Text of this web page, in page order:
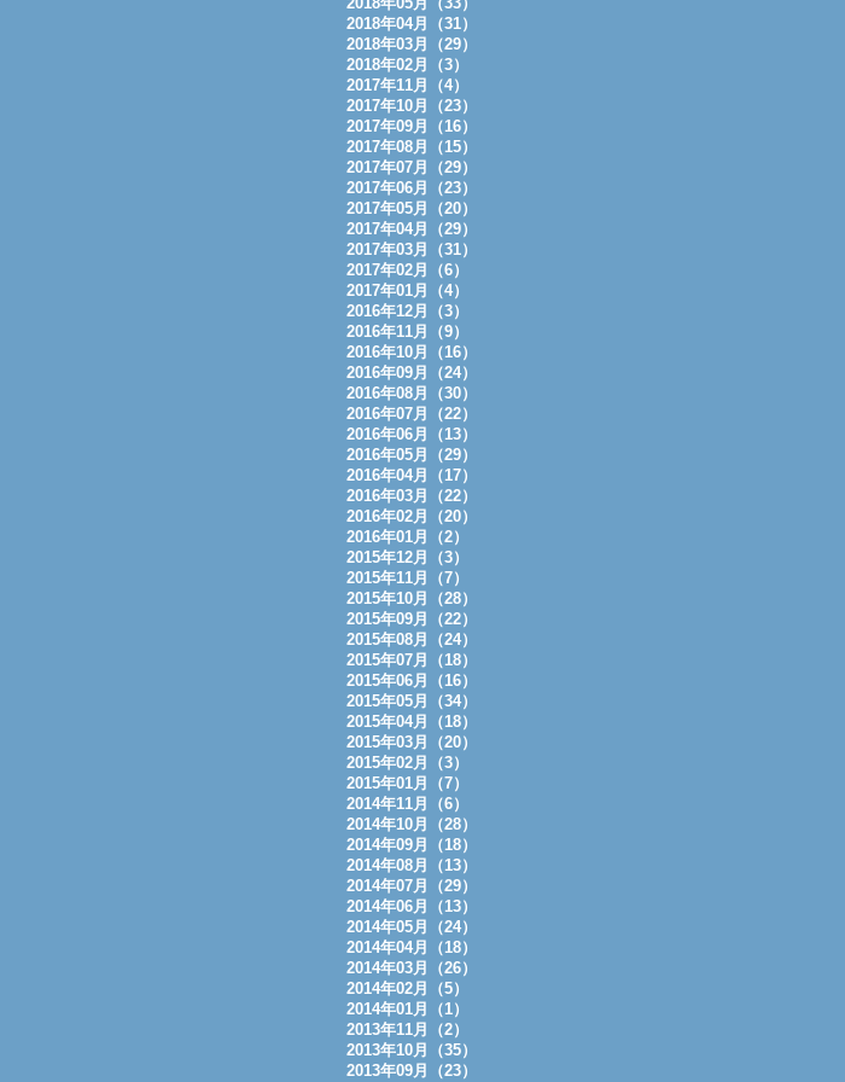
2018年04月（31）
2018年03月（29）
2018年02月（3）
2017年11月（4）
2017年10月（23）
2017年09月（16）
2017年08月（15）
2017年07月（29）
2017年06月（23）
2017年05月（20）
2017年04月（29）
2017年03月（31）
2017年02月（6）
2017年01月（4）
2016年12月（3）
2016年11月（9）
2016年10月（16）
2016年09月（24）
2016年08月（30）
2016年07月（22）
2016年06月（13）
2016年05月（29）
2016年04月（17）
2016年03月（22）
2016年02月（20）
2016年01月（2）
2015年12月（3）
2015年11月（7）
2015年10月（28）
2015年09月（22）
2015年08月（24）
2015年07月（18）
2015年06月（16）
2015年05月（34）
2015年04月（18）
2015年03月（20）
2015年02月（3）
2015年01月（7）
2014年11月（6）
2014年10月（28）
2014年09月（18）
2014年08月（13）
2014年07月（29）
2014年06月（13）
2014年05月（24）
2014年04月（18）
2014年03月（26）
2014年02月（5）
2014年01月（1）
2013年11月（2）
2013年10月（35）
2013年09月（23）